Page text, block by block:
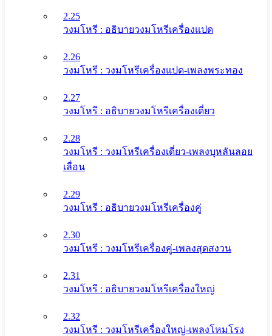
2.25
วงมโหรี : อธิบายวงมโหรีเครื่องแปด
2.26
วงมโหรี : วงมโหรีเครื่องแปด-เพลงพระทอง
2.27
วงมโหรี : อธิบายวงมโหรีเครื่องเดี่ยว
2.28
วงมโหรี : วงมโหรีเครื่องเดี่ยว-เพลงบุหลันลอย
เลื่อน
2.29
วงมโหรี : อธิบายวงมโหรีเครื่องคู่
2.30
วงมโหรี : วงมโหรีเครื่องคู่-เพลงสุดสงวน
2.31
วงมโหรี : อธิบายวงมโหรีเครื่องใหญ่
2.32
วงมโหรี : วงมโหรีเครื่องใหญ่-เพลงโหมโรง